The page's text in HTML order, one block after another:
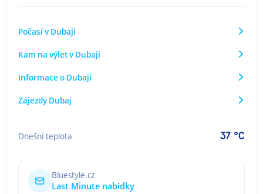
Počasí v Dubaji
Kam na výlet v Dubaji
Informace o Dubaji
Zájezdy Dubaj
Dnešní teplota 37 °C
Bluestyle.cz
Last Minute nabídky